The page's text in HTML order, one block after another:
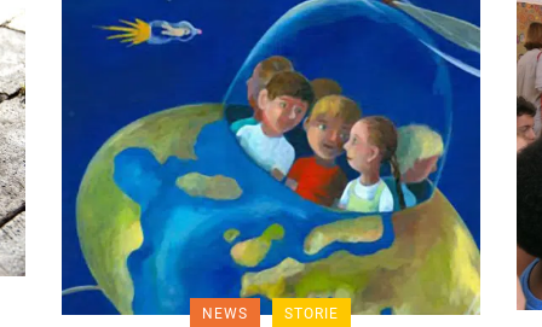
NEWS STORIE